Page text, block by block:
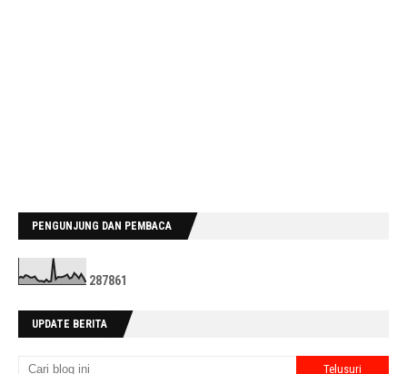
PENGUNJUNG DAN PEMBACA
287861
UPDATE BERITA